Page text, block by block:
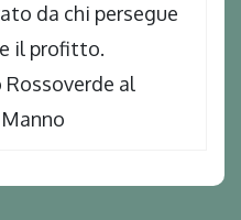
da chi persegue
il profitto.
al